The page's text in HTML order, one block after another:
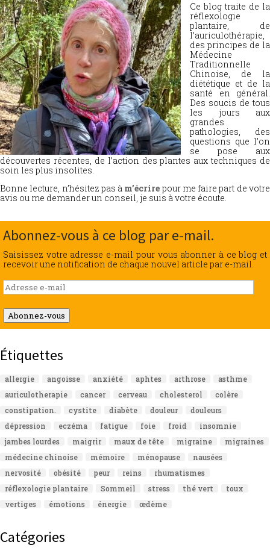
Ce blog traite de la
réflexologie
plantaire, de
l’auriculothérapie,
des principes de la
Médecine
Traditionnelle
Chinoise, de la
diététique et de la
santé en général.
Des soucis de tous
les jours aux
grandes
pathologies, des
questions que l’on
se pose aux
découvertes récentes, de l’action des plantes aux techniques de
soin les plus insolites.
Bonne lecture, n’hésitez pas à m’écrire pour me faire part de votre
avis ou me demander un conseil, je suis à votre écoute.
Abonnez-vous à ce blog par e-mail.
Saisissez votre adresse e-mail pour vous abonner à ce blog et
recevoir une notification de chaque nouvel article par e-mail.
Adresse
e-
mail
Abonnez-vous
Étiquettes
allergie angoisse anxiété aphtes arthrose
asthme
auriculotherapie
cancer cerveau cholesterol
colère
constipation.
cystite diabète douleur
douleurs
dépression
eczéma fatigue foie froid
insomnie
jambes lourdes
maigrir maux de tête migraine
migraines
médecine chinoise
mémoire ménopause
nausées
nervosité
obésité peur reins
rhumatismes
réflexologie plantaire
Sommeil stress thé vert
toux
vertiges
émotions énergie œdème
Catégories